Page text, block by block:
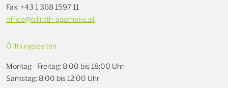
Fax: +43 1 368 1597 11
office@billroth-apotheke.at
Öffnungszeiten
Montag - Freitag: 8:00 bis 18:00 Uhr
Samstag: 8:00 bis 12:00 Uhr